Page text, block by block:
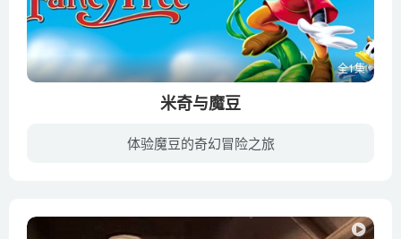
全1集
米奇与魔豆
体验魔豆的奇幻冒险之旅